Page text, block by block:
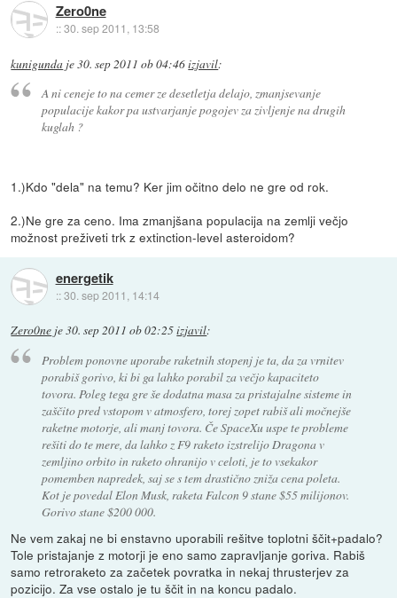
Zero0ne
::30. sep 2011, 13:58
kunigunda je30. sep 2011 ob 04:46izjavil:
A ni ceneje to na cemer ze desetletja delajo, zmanjsevanje
populacije kakor pa ustvarjanje pogojev za zivljenje na drugih
kuglah ?
1.)Kdo "dela" na temu? Ker jim očitno delo ne gre od rok.
2.)Ne gre za ceno. Ima zmanjšana populacija na zemlji večjo
možnost preživeti trk z extinction-level asteroidom?
energetik
::30. sep 2011, 14:14
Zero0ne je30. sep 2011 ob 02:25izjavil:
Problem ponovne uporabe raketnih stopenj je ta, da za vrnitev
porabiš gorivo, ki bi ga lahko porabil za večjo kapaciteto
tovora. Poleg tega gre še dodatna masa za pristajalne sisteme in
zaščito pred vstopom v atmosfero, torej zopet rabiš ali močnejše
raketne motorje, ali manj tovora. Če SpaceXu uspe te probleme
rešiti do te mere, da lahko z F9 raketo izstrelijo Dragona v
zemljino orbito in raketo ohranijo v celoti, je to vsekakor
pomemben napredek, saj se s tem drastično zniža cena poleta.
Kot je povedal Elon Musk, raketa Falcon 9 stane $55 milijonov.
Gorivo stane $200 000.
Ne vem zakaj ne bi enstavno uporabili rešitve toplotni ščit+padalo?
Tole pristajanje z motorji je eno samo zapravljanje goriva. Rabiš
samo retroraketo za začetek povratka in nekaj thrusterjev za
pozicijo. Za vse ostalo je tu ščit in na koncu padalo.